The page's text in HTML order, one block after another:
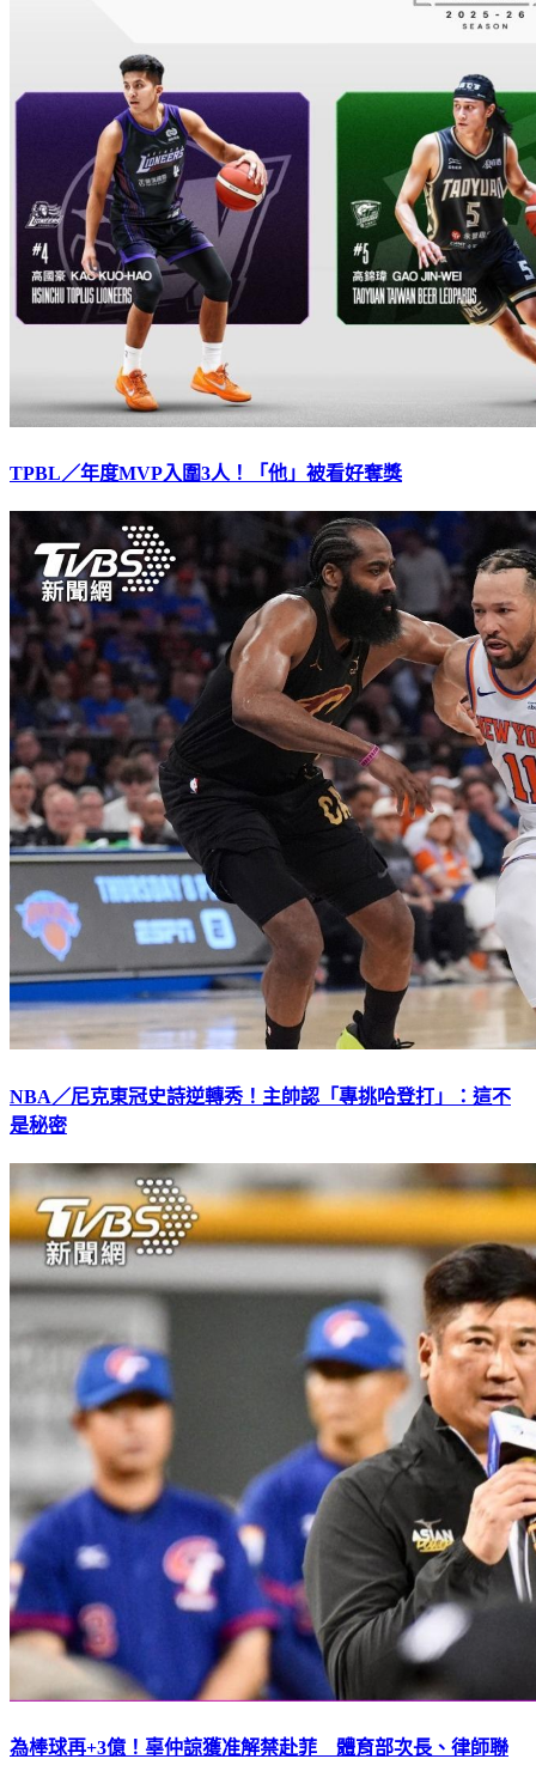
TPBL／年度MVP入圍3人！「他」被看好奪獎
NBA／尼克東冠史詩逆轉秀！主帥認「專挑哈登打」：這不
是秘密
為棒球再+3億！辜仲諒獲准解禁赴菲 體育部次長、律師聯